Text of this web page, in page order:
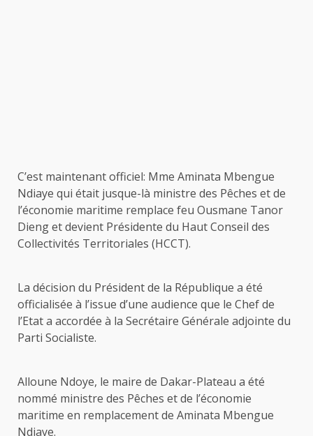
C’est maintenant officiel: Mme Aminata Mbengue
Ndiaye qui était jusque-là ministre des Pêches et de
l’économie maritime remplace feu Ousmane Tanor
Dieng et devient Présidente du Haut Conseil des
Collectivités Territoriales (HCCT).
La décision du Président de la République a été
officialisée à l’issue d’une audience que le Chef de
l’Etat a accordée à la Secrétaire Générale adjointe du
Parti Socialiste.
Alloune Ndoye, le maire de Dakar-Plateau a été
nommé ministre des Pêches et de l’économie
maritime en remplacement de Aminata Mbengue
Ndiaye.